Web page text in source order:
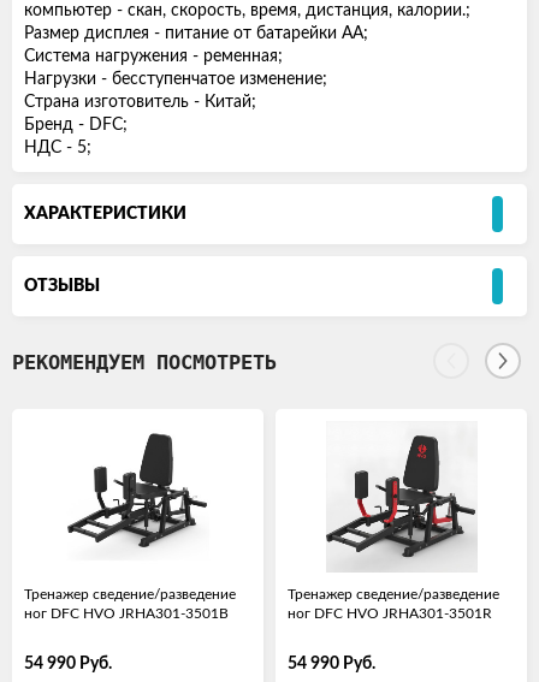
компьютер - скан, скорость, время, дистанция, калории.;
Размер дисплея - питание от батарейки АА;
Система нагружения - ременная;
Нагрузки - бесступенчатое изменение;
Страна изготовитель - Китай;
Бренд - DFC;
НДС - 5;
ХАРАКТЕРИСТИКИ
ОТЗЫВЫ
РЕКОМЕНДУЕМ ПОСМОТРЕТЬ
Тренажер сведение/разведение
ног DFC HVO JRHA301-3501B
54 990 Руб.
Тренажер сведение/разведение
ног DFC HVO JRHA301-3501R
54 990 Руб.